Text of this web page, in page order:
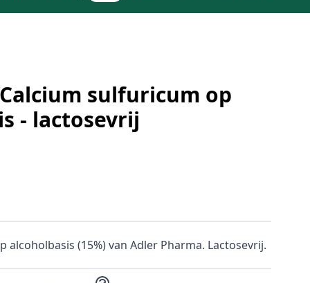
sulfuricum op
- lactosevrij
alcoholbasis (15%) van Adler Pharma. Lactosevrij.